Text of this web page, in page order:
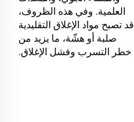
العلمية. وفي هذه الظروف،
قد تصبح مواد الإغلاق التقليدية
صلبة أو هشّة، ما يزيد من
خطر التسرب وفشل الإغلاق.